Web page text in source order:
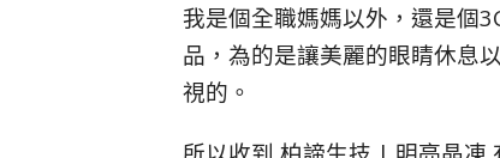
我是個全職媽媽以外，還是個
品，為的是讓美麗的眼睛休息
視的。